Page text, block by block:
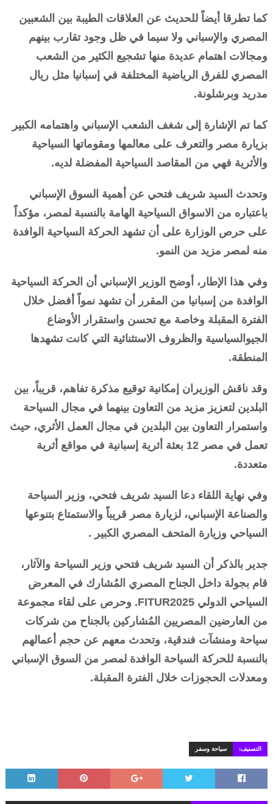
كما تطرقا أيضاً للحديث عن العلاقات الطيبة بين الشعبين
المصري والإسباني ولا سيما في ظل وجود تقارب بينهم
ومجالات اهتمام عديدة منها تشجيع الكثير من الشعب
المصري للفرق الرياضية المختلفة في إسبانيا مثل ريال
مدريد وبرشلونة.
كما تم الإشارة إلى شغف الشعب الإسباني واهتمامه الكبير
بزيارة مصر والتعرف على معالمها ومقوماتها السياحية
والأثرية فهي من المقاصد السياحية المفضلة لديه.
وتحدث السيد شريف فتحي عن أهمية السوق الإسباني
باعتباره من الاسواق السياحية الهامة بالنسبة لمصر، مؤكداً
على حرص الوزارة على أن تشهد الحركة السياحية الوافدة
منه لمصر مزيد من النمو.
وفي هذا الإطار، أوضح الوزير الإسباني أن الحركة السياحية
الوافدة من إسبانيا من المقرر أن تشهد نمواً أفضل خلال
الفترة المقبلة وخاصة مع تحسن واستقرار الأوضاع
الجيوالسياسية والظروف الاستثنائية التي كانت تشهدها
المنطقة.
وقد ناقش الوزيران إمكانية توقيع مذكرة تفاهم، قريباً، بين
البلدين لتعزيز مزيد من التعاون بينهما في مجال السياحة
واستمرار التعاون بين البلدين في مجال العمل الأثري، حيث
تعمل في مصر 12 بعثة أثرية إسبانية في مواقع أثرية
متعددة.
وفي نهاية اللقاء دعا السيد شريف فتحي، وزير السياحة
والصناعة الإسباني، لزيارة مصر قريباً والاستمتاع بتنوعها
السياحي وزيارة المتحف المصري الكبير .
جدير بالذكر أن السيد شريف فتحي وزير السياحة والآثار،
قام بجولة داخل الجناح المصري المُشارك في المعرض
السياحي الدولي FITUR2025. وحرص على لقاء مجموعة
من العارضين المصريين المُشاركين بالجناح من شركات
سياحة ومنشآت فندقية، وتحدث معهم عن حجم أعمالهم
بالنسبة للحركة السياحة الوافدة لمصر من السوق الإسباني
ومعدلات الحجوزات خلال الفترة المقبلة.
التصنيف: سياحة وسفر